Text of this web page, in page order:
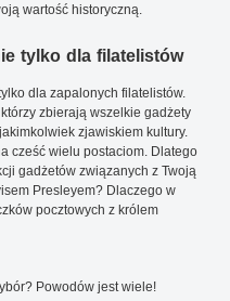
wartość historyczną.
tylko dla filatelistów
dla zapalonych filatelistów.
zbierają wszelkie gadżety
zjawiskiem kultury.
cześć wielu postaciom. Dlatego
gadżetów związanych z Twoją
Presleyem? Dlaczego w
pocztowych z królem
Powodów jest wiele!